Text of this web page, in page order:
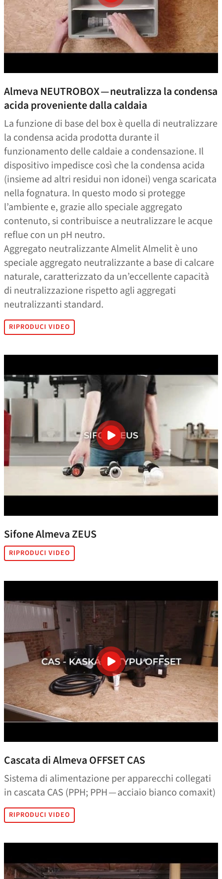
Almeva NEUTROBOX — neutralizza la condensa
acida proveniente dalla caldaia
La funzione di base del box è quella di neutralizzare
la condensa acida prodotta durante il
funzionamento delle caldaie a condensazione. Il
dispositivo impedisce così che la condensa acida
(insieme ad altri residui non idonei) venga scaricata
nella fognatura. In questo modo si protegge
l’ambiente e, grazie allo speciale aggregato
contenuto, si contribuisce a neutralizzare le acque
reflue con un pH neutro.
Aggregato neutralizzante Almelit Almelit è uno
speciale aggregato neutralizzante a base di calcare
naturale, caratterizzato da un’eccellente capacità
di neutralizzazione rispetto agli aggregati
neutralizzanti standard.
RIPRODUCI VIDEO
Sifone Almeva ZEUS
RIPRODUCI VIDEO
Cascata di Almeva OFFSET CAS
Sistema di alimentazione per apparecchi collegati
in cascata CAS (PPH; PPH — acciaio bianco comaxit)
RIPRODUCI VIDEO